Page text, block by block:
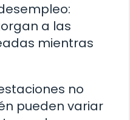
a las
mientras
no
pueden variar